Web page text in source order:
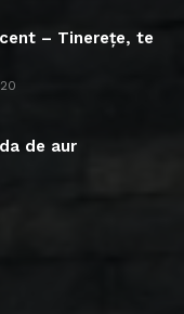
– Tinerețe, te
de aur